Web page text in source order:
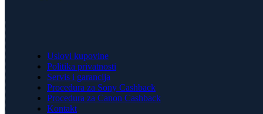
Uslovi kupovine
Politika privatnosti
Servis i garancija
Procedura za Sony Cashback
Procedura za Canon Cashback
Kontakt